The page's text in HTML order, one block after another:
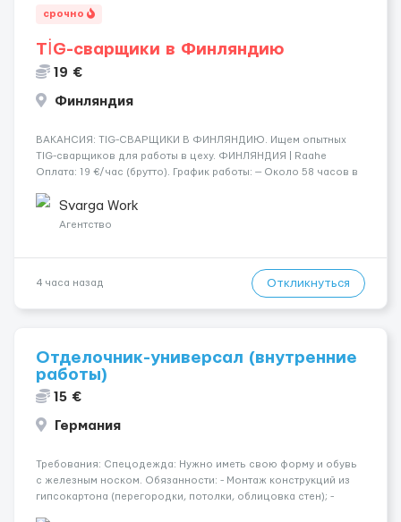
срочно
TİG-сварщики в Финляндию
19 €
Финляндия
​​ВАКАНСИЯ: TIG-СВАРЩИКИ В ФИНЛЯНДИЮ. Ищем опытных
TIG-сварщиков для работы в цеху. ФИНЛЯНДИЯ | Raahe
Оплата: 19 €/час (брутто). График работы: — Около 58 часов в
переработки. Дата начала: — Как можно скорее....
Svarga Work
Агентство
4 часа назад Откликнуться
Отделочник-универсал (внутренние
работы)
15 €
Германия
Требования: Спецодежда: Нужно иметь свою форму и обувь
с железным носком. Обязанности: - Монтаж конструкций из
гипсокартона (перегородки, потолки, облицовка стен); -